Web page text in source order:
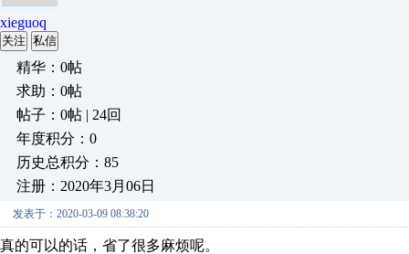
xieguoq
关注 私信
精华：0帖
求助：0帖
帖子：0帖 | 24回
年度积分：0
历史总积分：85
注册：2020年3月06日
发表于：2020-03-09 08:38:20
真的可以的话，省了很多麻烦呢。